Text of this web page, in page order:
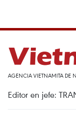
AGENCIA VIETNAMITA DE
Editor en jefe: